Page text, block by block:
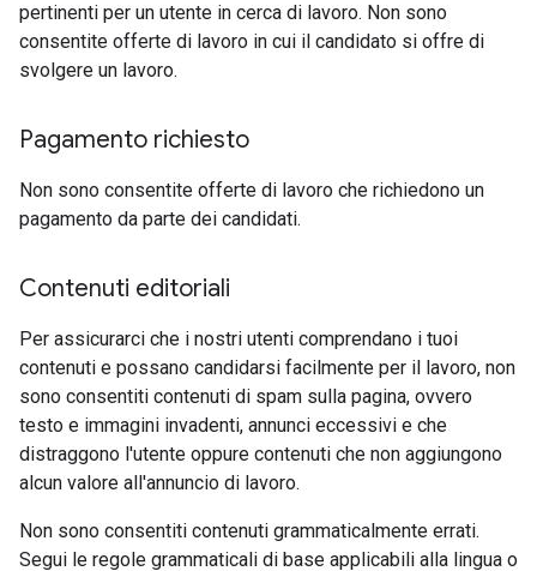
pertinenti per un utente in cerca di lavoro. Non sono
consentite offerte di lavoro in cui il candidato si offre di
svolgere un lavoro.
Pagamento richiesto
Non sono consentite offerte di lavoro che richiedono un
pagamento da parte dei candidati.
Contenuti editoriali
Per assicurarci che i nostri utenti comprendano i tuoi
contenuti e possano candidarsi facilmente per il lavoro, non
sono consentiti contenuti di spam sulla pagina, ovvero
testo e immagini invadenti, annunci eccessivi e che
distraggono l'utente oppure contenuti che non aggiungono
alcun valore all'annuncio di lavoro.
Non sono consentiti contenuti grammaticalmente errati.
Segui le regole grammaticali di base applicabili alla lingua o